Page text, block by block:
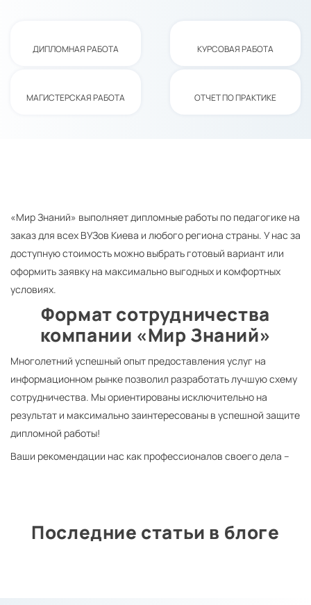
ДИПЛОМНАЯ РАБОТА КУРСОВАЯ РАБОТА
МАГИСТЕРСКАЯ РАБОТА ОТЧЕТ ПО ПРАКТИКЕ
«Мир Знаний» выполняет дипломные работы по педагогике на
заказ для всех ВУЗов Киева и любого региона страны. У нас за
доступную стоимость можно выбрать готовый вариант или
оформить заявку на максимально выгодных и комфортных
условиях.
Формат сотрудничества
компании «Мир Знаний»
Многолетний успешный опыт предоставления услуг на
информационном рынке позволил разработать лучшую схему
сотрудничества. Мы ориентированы исключительно на
результат и максимально заинтересованы в успешной защите
дипломной работы!
Ваши рекомендации нас как профессионалов своего дела –
по рекомендации!
Последние статьи в блоге